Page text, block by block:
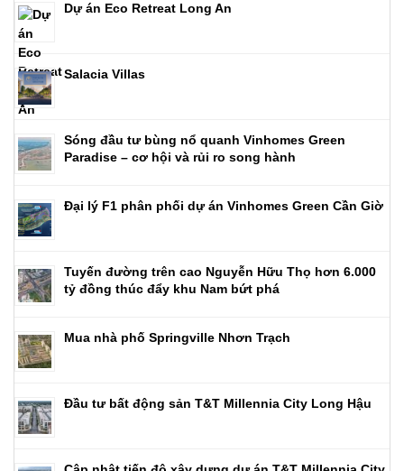
Dự án Eco Retreat Long An
Salacia Villas
Sóng đầu tư bùng nổ quanh Vinhomes Green
Paradise – cơ hội và rủi ro song hành
Đại lý F1 phân phối dự án Vinhomes Green Cần Giờ
Tuyến đường trên cao Nguyễn Hữu Thọ hơn 6.000
tỷ đồng thúc đẩy khu Nam bứt phá
Mua nhà phố Springville Nhơn Trạch
Đầu tư bất động sản T&T Millennia City Long Hậu